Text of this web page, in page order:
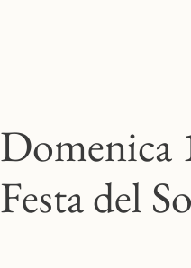
Domenica
Festa del